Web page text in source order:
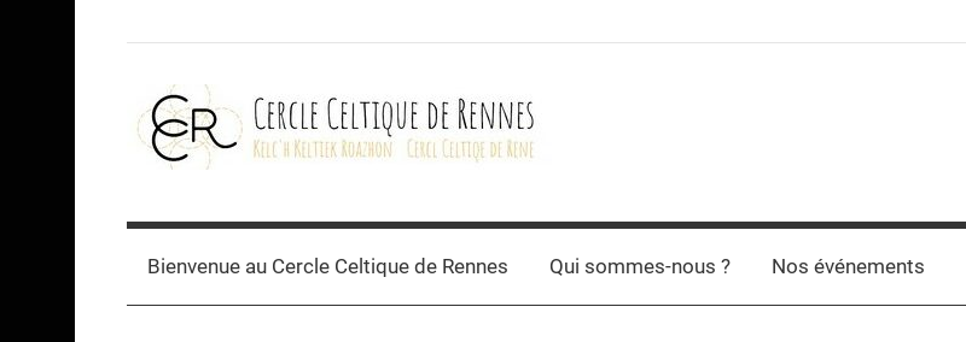
Cercle
celtique
Bienvenue au Cercle Celtique de Rennes Qui sommes-nous ? Nos événements